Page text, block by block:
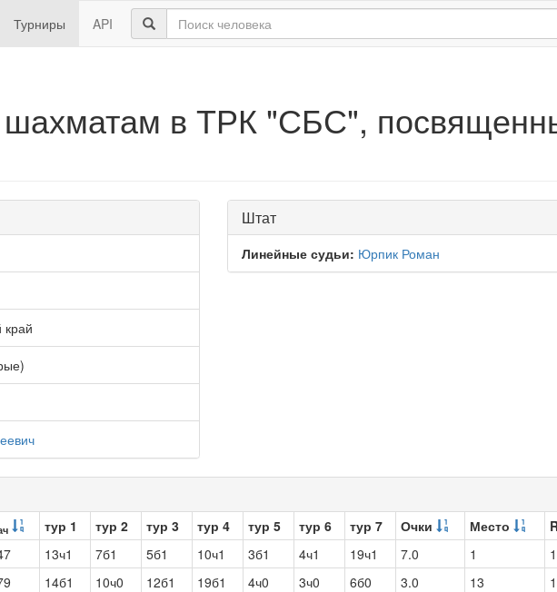
Турниры API
в ТРК "СБС",
край
Штат
Линейные судьи: Юрпик Роман
тур 1 тур 2 тур 3 тур 4 тур 5 тур 6 тур 7 Очки Место
13ч1 7б1 5б1 10ч1 3б1 4ч1 19ч1 7.0 1
14б1 10ч0 12б1 19б1 4ч0 3ч0 6б0 3.0 13